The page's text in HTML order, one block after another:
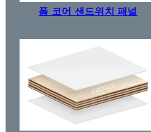
폼 코어 샌드위치 패널